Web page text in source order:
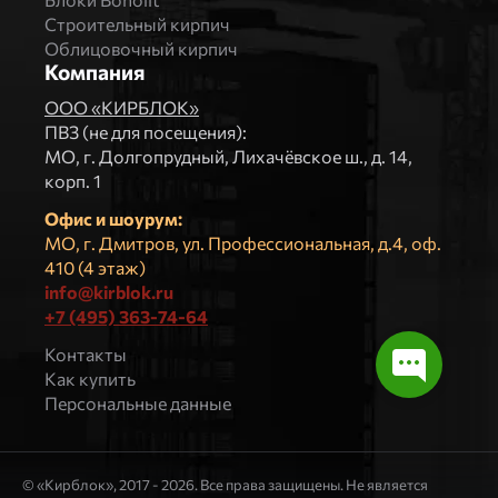
Строительный кирпич
Облицовочный кирпич
Компания
ООО «КИРБЛОК»
ПВЗ (не для посещения):
МO, г. Долгопрудный, Лихачёвское ш., д. 14,
корп. 1
Офис и шоурум:
МО, г. Дмитров, ул. Профессиональная, д.4, оф.
410 (4 этаж)
info@kirblok.ru
+7 (495) 363-74-64
Контакты
Как купить
Персональные данные
© «Кирблок», 2017 - 2026. Все права защищены. Не является